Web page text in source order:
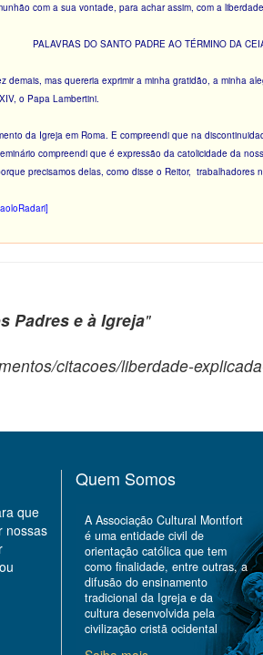
com a sua vontade, para achar assim, com a
PALAVRAS DO SANTO PADRE AO TÉRMINO DA
demais, mas quereria exprimir a minha gratidão, a minha
o Papa Lambertini.
da Igreja em Roma. E compreendi que na
compreendi que é expressão da catolicidade da
precisamos delas, como disse o Reitor, trabalhadores
Padres e à Igreja"
citacoes/liberdade-
que
nossas
Quem Somos
A Associação Cultural Montfort
é uma entidade civil de
orientação católica que tem
como finalidade, entre outras, a
difusão do ensinamento
tradicional da Igreja e da
cultura desenvolvida pela
civilização cristã ocidental